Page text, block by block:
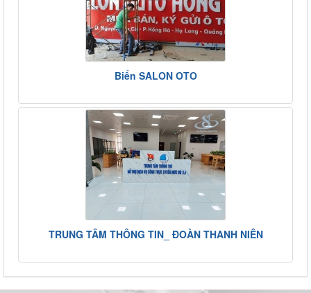
Biển SALON OTO
TRUNG TÂM THÔNG TIN_ ĐOÀN THANH NIÊN